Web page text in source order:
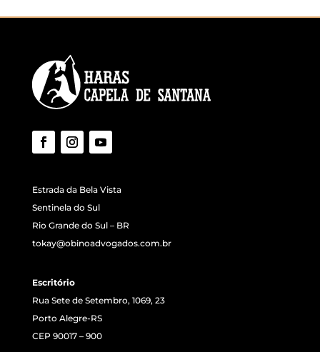
Estrada da Bela Vista
Sentinela do Sul
Rio Grande do Sul – BR
tokay@obinoadvogados.com.br
Escritório
Rua Sete de Setembro, 1069, 23
Porto Alegre-RS
CEP 90017 – 900